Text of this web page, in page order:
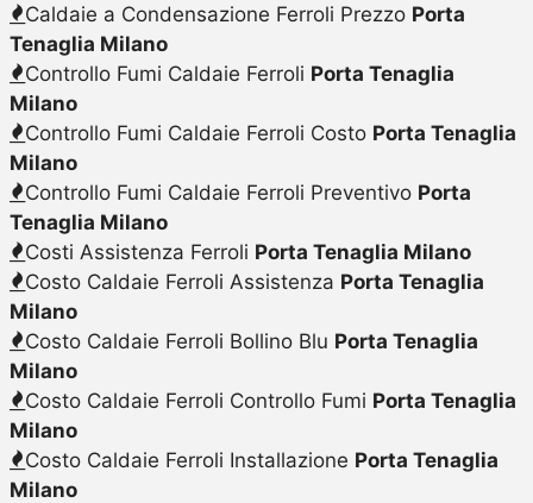
Caldaie a Condensazione Ferroli Prezzo Porta
Tenaglia Milano
Controllo Fumi Caldaie Ferroli Porta Tenaglia
Milano
Controllo Fumi Caldaie Ferroli Costo Porta Tenaglia
Milano
Controllo Fumi Caldaie Ferroli Preventivo Porta
Tenaglia Milano
Costi Assistenza Ferroli Porta Tenaglia Milano
Costo Caldaie Ferroli Assistenza Porta Tenaglia
Milano
Costo Caldaie Ferroli Bollino Blu Porta Tenaglia
Milano
Costo Caldaie Ferroli Controllo Fumi Porta Tenaglia
Milano
Costo Caldaie Ferroli Installazione Porta Tenaglia
Milano